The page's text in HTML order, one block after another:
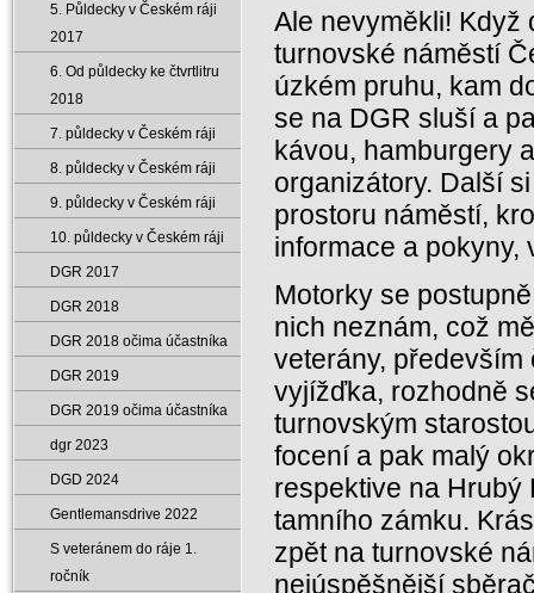
Ale nevyměkli! Když
turnovské náměstí
úzkém pruhu, kam
se na DGR sluší a
kávou, hamburgery
organizátory. Další
prostoru náměstí,
informace a pokyny,
Motorky se
nich neznám, což
veterány,
vyjížďka, rozhodně
turnovským
focení a pak malý
respektive na Hrubý
tamního zámku.
zpět na turnovské
nejúspěšnější
5. Půldecky v Českém ráji
2017
6. Od půldecky ke čtvrtlitru
2018
7. půldecky v Českém ráji
8. půldecky v Českém ráji
9. půldecky v Českém ráji
10. půldecky v Českém ráji
DGR 2017
DGR 2018
DGR 2018 očima účastníka
DGR 2019
DGR 2019 očima účastníka
dgr 2023
DGD 2024
Gentlemansdrive 2022
S veteránem do ráje 1.
ročník